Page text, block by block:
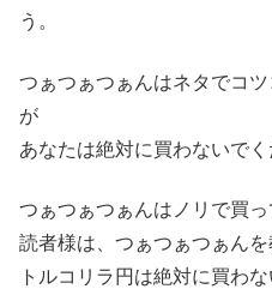
う。
つぁつぁつぁんはネタでコ
が
あなたは絶対に買わないでく
つぁつぁつぁんはノリで買
読者様は、つぁつぁつぁんを
トルコリラ円は絶対に買わ